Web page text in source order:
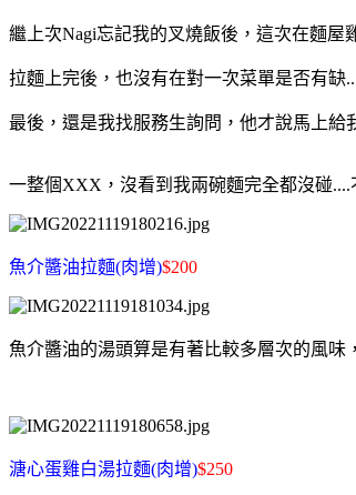
繼上次Nagi忘記我的叉燒飯後，這次在麵屋
拉麵上完後，也沒有在對一次菜單是否有缺
最後，還是我找服務生詢問，他才說馬上給
一整個XXX，沒看到我兩碗麵完全都沒碰....
魚介醬油拉麵(肉增)$200
魚介醬油的湯頭算是有著比較多層次的風
溏心蛋雞白湯拉麵(肉增)$250